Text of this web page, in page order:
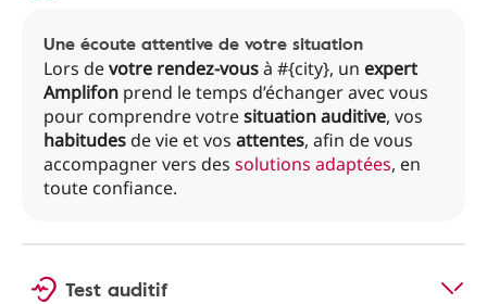
Une écoute attentive de votre situation
Lors devotre rendez-vousà #{city}, un expert
Amplifon prend le temps d’échanger avec vous
pour comprendre votresituation auditive, vos
habitudesde vie et vos attentes, afin de vous
accompagner vers des solutions adaptées, en
toute confiance.
Test auditif